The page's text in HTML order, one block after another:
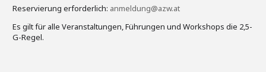
Reservierung erforderlich: anmeldung@azw.at
Es gilt für alle Veranstaltungen, Führungen und Workshops die 2,5-
G-Regel.